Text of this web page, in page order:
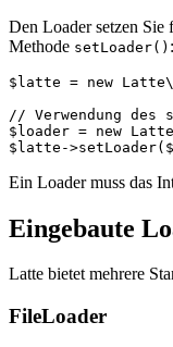
Den Loader setzen Sie
Methode setLoader() :
$latte = new
// Verwendung
$loader = new
Ein Loader muss das
Eingebaute
Latte bietet mehrere
FileLoader